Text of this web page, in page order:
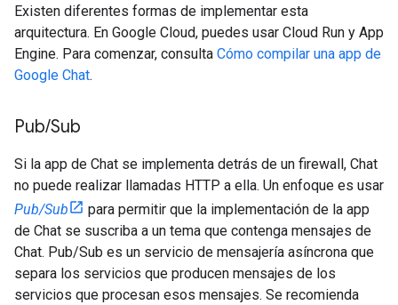
Existen diferentes formas de implementar esta
arquitectura. En Google Cloud, puedes usar Cloud Run y App
Engine. Para comenzar, consulta Cómo compilar una app de
Google Chat.
Pub/Sub
Si la app de Chat se implementa detrás de un firewall, Chat
no puede realizar llamadas HTTP a ella. Un enfoque es usar
Pub/Sub
para permitir que la implementación de la app
de Chat se suscriba a un tema que contenga mensajes de
Chat. Pub/Sub es un servicio de mensajería asíncrona que
separa los servicios que producen mensajes de los
servicios que procesan esos mensajes. Se recomienda